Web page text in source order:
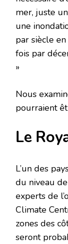
mer, juste
une
par siècle
fois par
»
Nous
pourraient
Le
L’un des
du niveau
experts de
Climate
zones des
seront